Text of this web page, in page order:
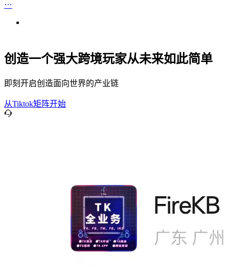
创造一个强大跨境玩家从未来如此简单
即刻开启创造面向世界的产业链
从Tiktok矩阵开始